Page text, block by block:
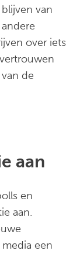
van
over iets
de
aan
en
aan.
een